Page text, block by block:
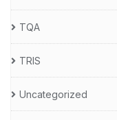
TQA
TRIS
Uncategorized